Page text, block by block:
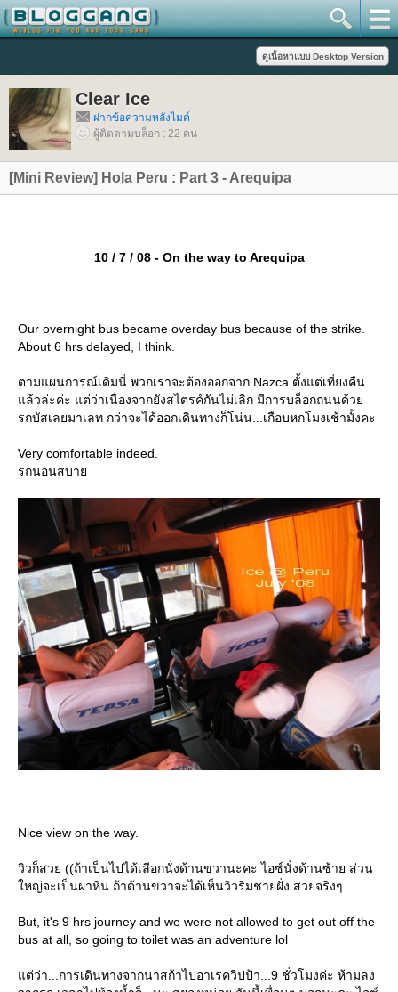
Clear Ice
ฝากข้อความหลังไมค์
ผู้ติดตามบล็อก : 22 คน
[Mini Review] Hola Peru : Part 3 - Arequipa
10 / 7 / 08 - On the way to Arequipa
Our overnight bus became overday bus because of the strike.
About 6 hrs delayed, I think.
ตามแผนการณ์เดิมนี่ พวกเราจะต้องออกจาก Nazca ตั้งแต่เที่ยงคืน
ล้วล่ะค่ะ แต่ว่าเนื่องจากยังสไตรค์กันไม่เลิก มีการบล็อกถนนด้ว
รถบัสเลยมาเลท กว่าจะได้ออกเดินทางก็โน่น...เกือบหกโมงเช้ามั้งคะ
Very comfortable indeed.
รถนอนสบา
Nice view on the way.
วิวก็สวย ((ถ้าเป็นไปได้เลือกนั่งด้านขวานะคะ ไอซ์นั่งด้านซ้าย ส่วน
หญ่จะเป็นผาหิน ถ้าด้านขวาจะได้เห็นวิวริมชายฝั่ง สวยจริงๆ
But, it's 9 hrs journey and we were not allowed to get out off the
bus at all, so going to toilet was an adventure lol
ต่ว่า...การเดินทางจากนาสก้าไปอาเรควิปป้า...9 ชั่วโมงค่ะ ห้ามลง